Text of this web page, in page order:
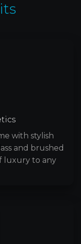
with stylish
and brushed
luxury to any